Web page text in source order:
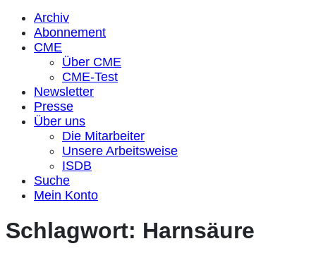
Archiv
Abonnement
CME
Über CME
CME-Test
Newsletter
Presse
Über uns
Die Mitarbeiter
Unsere Arbeitsweise
ISDB
Suche
Mein Konto
Schlagwort: Harnsäure